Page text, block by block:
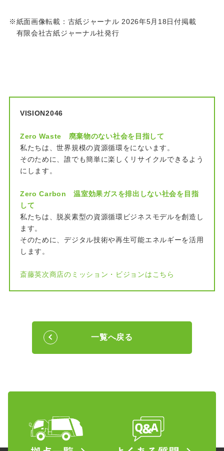
※紙面画像転載：古紙ジャーナル 2026年5月18日付掲載
有限会社古紙ジャーナル社発行
VISION2046
Zero Waste 廃棄物のない社会を目指して
私たちは、世界規模の資源循環をにないます。
そのために、誰でも簡単に楽しくリサイクルできるよう
にします。
Zero Carbon 温室効果ガスを排出しない社会を目指
して
私たちは、脱炭素型の資源循環ビジネスモデルを創造し
ます。
そのために、デジタル技術や再生可能エネルギーを活用
します。
斎藤英次商店のミッション・ビジョンはこちら
一覧へ戻る